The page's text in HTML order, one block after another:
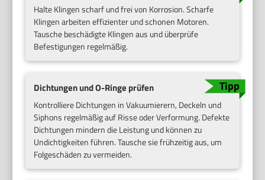
Halte Klingen scharf und frei von Korrosion. Scharfe
Klingen arbeiten effizienter und schonen Motoren.
Tausche beschädigte Klingen aus und überprüfe
Befestigungen regelmäßig.
Dichtungen und O-Ringe prüfen
Kontrolliere Dichtungen in Vakuumierern, Deckeln und
Siphons regelmäßig auf Risse oder Verformung. Defekte
Dichtungen mindern die Leistung und können zu
Undichtigkeiten führen. Tausche sie frühzeitig aus, um
Folgeschäden zu vermeiden.